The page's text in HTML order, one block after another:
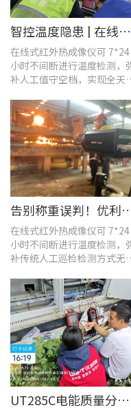
智控温度隐患 | 在线式红外热成像仪在UPS电源柜老化监测中的应用
在线式红外热成像仪可 7*24
小时不间断进行温度检测，
补人工值守空档，实现全天
告别称重误判！优利德在线式热成像
在线式红外热成像仪可 7*24
小时不间断进行温度检测，
补传统人工巡检检测方式无
UT285C电能质量分析仪解决充电站三相用电各类难题